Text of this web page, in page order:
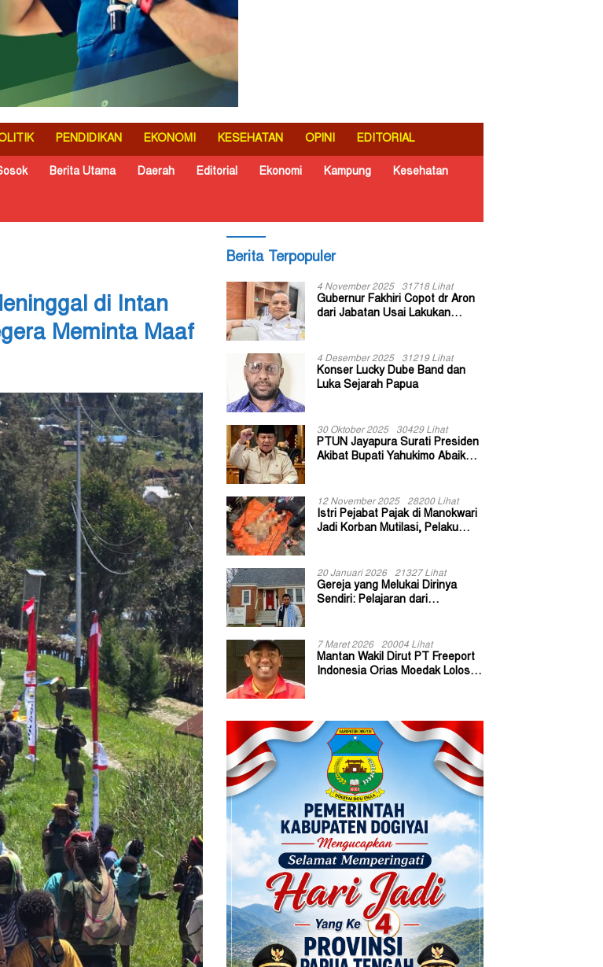
PENDIDIKAN EKONOMI KESEHATAN OPINI EDITORIAL
Berita Utama Daerah Editorial Ekonomi Kampung Kesehatan
di Intan
Meminta Maaf
Berita Terpopuler
4 November 2025 31718 Lihat
Gubernur Fakhiri Copot dr Aron
dari Jabatan Usai Lakukan
4 Desember 2025 31219 Lihat
Konser Lucky Dube Band dan
Luka Sejarah Papua
30 Oktober 2025 30429 Lihat
PTUN Jayapura Surati Presiden
Akibat Bupati Yahukimo Abaikan
12 November 2025 28200 Lihat
Istri Pejabat Pajak di Manokwari
Jadi Korban Mutilasi, Pelaku
20 Januari 2026 21327 Lihat
Gereja yang Melukai Dirinya
Sendiri: Pelajaran dari
7 Maret 2026 20004 Lihat
Mantan Wakil Dirut PT Freeport
Indonesia Orias Moedak Lolos